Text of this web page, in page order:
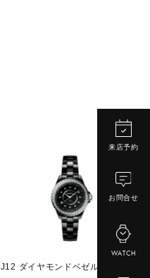
来店予約
お問合せ
WATCH
J12 ダイヤモンドベゼル キャリバ